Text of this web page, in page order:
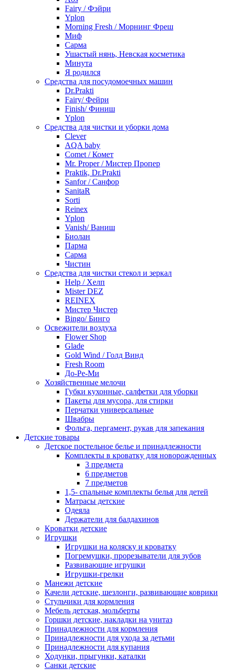
Fairy / Фэйри
Yplon
Morning Fresh / Морнинг Фреш
Миф
Сарма
Ушастый нянь, Невская косметика
Минута
Я родился
Средства для посудомоечных машин
Dr.Prakti
Fairy/ Фейри
Finish/ Финиш
Yplon
Средства для чистки и уборки дома
Clever
AQA baby
Comet / Комет
Mr. Proper / Мистер Пропер
Praktik, Dr.Prakti
Sanfor / Санфор
SanitaR
Sorti
Reinex
Yplon
Vanish/ Ваниш
Биолан
Парма
Сарма
Чистин
Средства для чистки стекол и зеркал
Help / Хелп
Mister DEZ
REINEX
Мистер Чистер
Bingo/ Бинго
Освежители воздуха
Flower Shop
Glade
Gold Wind / Голд Винд
Fresh Room
До-Ре-Ми
Хозяйственные мелочи
Губки кухонные, салфетки для уборки
Пакеты для мусора, для стирки
Перчатки универсальные
Швабры
Фольга, пергамент, рукав для запекания
Детские товары
Детское постельное белье и принадлежности
Комплекты в кроватку для новорожденных
3 предмета
6 предметов
7 предметов
1,5- спальные комплекты белья для детей
Матрасы детские
Одеяла
Держатели для балдахинов
Кроватки детские
Игрушки
Игрушки на коляску и кроватку
Погремушки, прорезыватели для зубов
Развивающие игрушки
Игрушки-грелки
Манежи детские
Качели детские, шезлонги, развивающие коврики
Стульчики для кормления
Мебель детская, мольберты
Горшки детские, накладки на унитаз
Принадлежности для кормления
Принадлежности для ухода за детьми
Принадлежности для купания
Ходунки, прыгунки, каталки
Санки детские